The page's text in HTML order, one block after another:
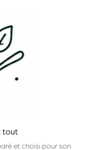
tout
et choisi pour son